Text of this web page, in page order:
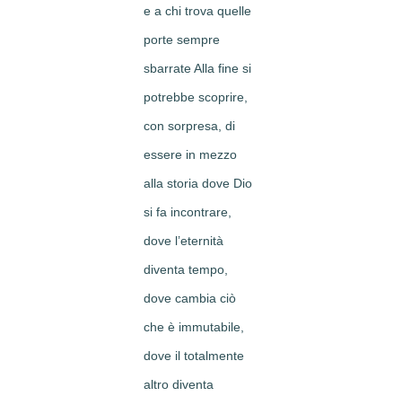
e a chi trova quelle
porte sempre
sbarrate Alla fine si
potrebbe scoprire,
con sorpresa, di
essere in mezzo
alla storia dove Dio
si fa incontrare,
dove l’eternità
diventa tempo,
dove cambia ciò
che è immutabile,
dove il totalmente
altro diventa